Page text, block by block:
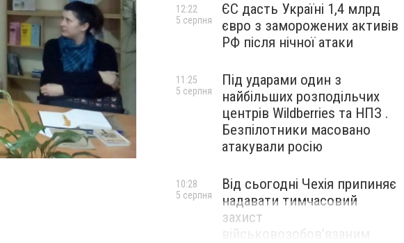
Новомосковск 0569 форум 1
ЄС дасть Україні 1,4 млрд
євро з заморожених активів
РФ після нічної атаки
12:22
5 серпня
Під ударами один з
найбільших розподільчих
центрів Wildberries та НПЗ .
Безпілотники масовано
атакували росію
11:25
5 серпня
Від сьогодні Чехія припиняє
надавати тимчасовий
захист
військовозобов’язаним
10:28
5 серпня